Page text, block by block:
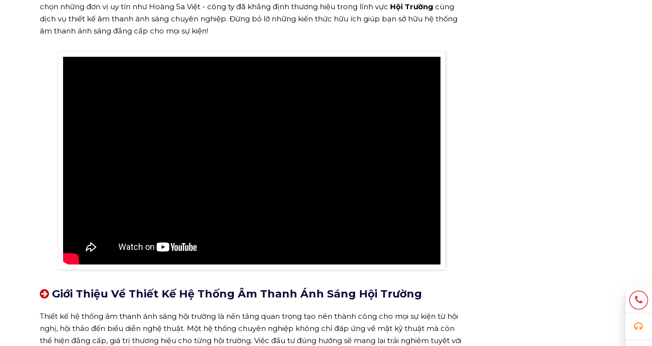
chọn những đơn vị uy tín như Hoàng Sa Việt - công ty đã khẳng định thương hiệu trong lĩnh vực Hội Trường cùng
dịch vụ thiết kế âm thanh ánh sáng chuyên nghiệp. Đừng bỏ lỡ những kiến thức hữu ích giúp bạn sở hữu hệ thống
âm thanh ánh sáng đẳng cấp cho mọi sự kiện!
Giới Thiệu Về Thiết Kế Hệ Thống Âm Thanh Ánh Sáng Hội Trường
Thiết kế hệ thống âm thanh ánh sáng hội trường là nền tảng quan trọng tạo nên thành công cho mọi sự kiện từ hội
nghị, hội thảo đến biểu diễn nghệ thuật. Một hệ thống chuyên nghiệp không chỉ đáp ứng về mặt kỹ thuật mà còn
thể hiện đẳng cấp, giá trị thương hiệu cho từng hội trường. Việc đầu tư đúng hướng sẽ mang lại trải nghiệm tuyệt vời